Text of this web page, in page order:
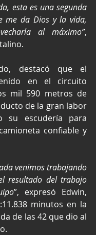
esta es una segunda
me da Dios y la vida,
al máximo”,
destacó que el
en el circuito
mil 590 metros de
de la gran labor
su escudería para
confiable y
venimos trabajando
resultado del trabajo
”, expresó Edwin,
minutos en la
de las 42 que dio al